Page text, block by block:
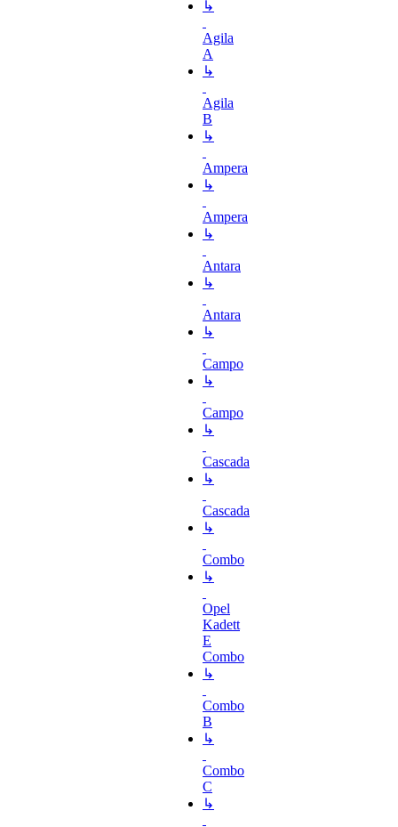
↳
Agila
A
↳
Agila
B
↳
Ampera
↳
Ampera
↳
Antara
↳
Antara
↳
Campo
↳
Campo
↳
Cascada
↳
Cascada
↳
Combo
↳
Opel
Kadett
E
Combo
↳
Combo
B
↳
Combo
C
↳